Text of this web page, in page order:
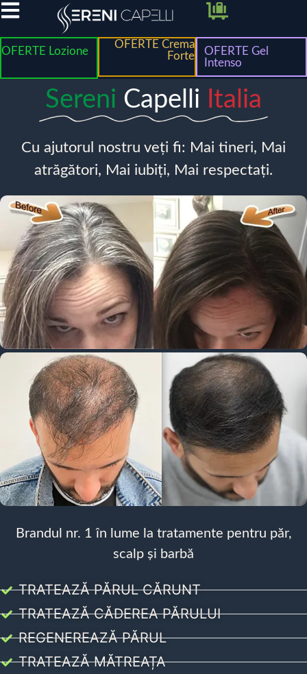
OFERTE Lozione
OFERTE Crema
Forte
OFERTE Gel
Intenso
Sereni Capelli Italia
Cu ajutorul nostru veți fi: Mai tineri, Mai
atrăgători, Mai iubiți, Mai respectați.
Brandul nr. 1 în lume la tratamente pentru păr,
scalp și barbă
TRATEAZĂ PĂRUL CĂRUNT
TRATEAZĂ CĂDEREA PĂRULUI
REGENEREAZĂ PĂRUL
TRATEAZĂ MĂTREAȚA